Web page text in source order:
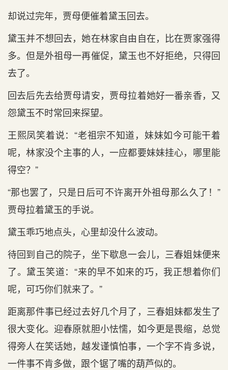
却说过完年，贾母便催着黛玉回去。
黛玉并不想回去，她在林家自由自在，比在贾家强得
多。但是外祖母一再催促，黛玉也不好拒绝，只得回
去了。
回去后先去给贾母请安，贾母拉着她好一番亲香，又
怨黛玉不时常回来探望。
王熙凤笑着说：“老祖宗不知道，妹妹如今可能干着
呢，林家没个主事的人，一应都要妹妹挂心，哪里能
得空？”
“那也罢了，只是日后可不许离开外祖母那么久了！”
贾母拉着黛玉的手说。
黛玉乖巧地点头，心里却没什么波动。
待回到自己的院子，坐下歇息一会儿，三春姐妹便来
了。黛玉笑道：“来的早不如来的巧，我正想着你们
呢，可巧你们就来了。”
距离那件事已经过去好几个月了，三春姐妹都发生了
很大变化。迎春原就胆小怯懦，如今更是畏缩，总觉
得旁人在笑话她，越发谨慎怕事，一个字不肯多说，
一件事不肯多做，跟个锯了嘴的葫芦似的。